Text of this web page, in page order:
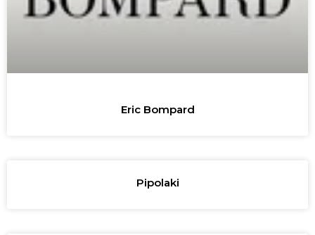
Eric Bompard
Pipolaki